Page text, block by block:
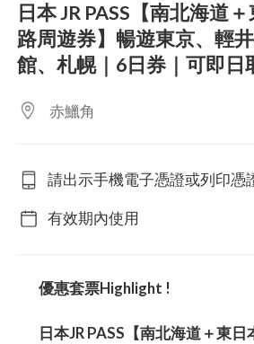
日本 JR PASS【南北海道
路周遊券】暢遊東京、輕
館、札幌｜6日券｜可即日
赤鱲角
請出示手機電子憑證或列印憑
有效期內使用
優惠套票Highlight !
日本JR PASS【南北海道＋東日